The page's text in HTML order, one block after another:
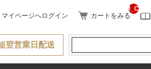
マイページへログイン カートをみる
__ITM_CNT__
翌営業日配送